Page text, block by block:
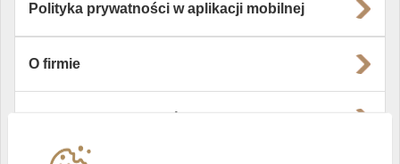
Polityka prywatności w aplikacji mobilnej
O firmie